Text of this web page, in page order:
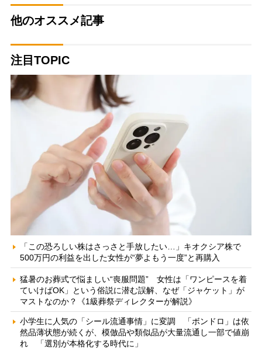
他のオススメ記事
注目TOPIC
「この恐ろしい株はさっさと手放したい…」キオクシア株で
500万円の利益を出した女性が“夢よもう一度”と再購入
猛暑のお葬式で悩ましい“喪服問題” 女性は「ワンピースを着
ていけばOK」という俗説に潜む誤解、なぜ「ジャケット」が
マストなのか？《1級葬祭ディレクターが解説》
小学生に人気の「シール流通事情」に変調 「ボンドロ」は依
然品薄状態が続くが、模倣品や類似品が大量流通し一部で値崩
れ 「選別が本格化する時代に」